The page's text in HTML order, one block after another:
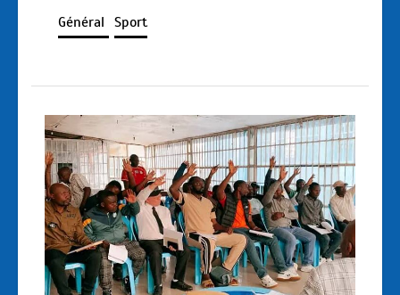
Général Sport